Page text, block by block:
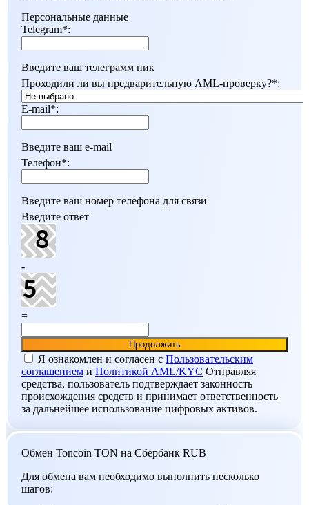
Персональные данные
Telegram*:
Введите ваш телеграмм ник
Проходили ли вы предварительную AML-проверку?*:
E-mail*:
Введите ваш e-mail
Телефон*:
Введите ваш номер телефона для связи
Введите ответ
-
=
Я ознакомлен и согласен c Пользовательским
соглашением и Политикой AML/KYC Отправляя
средства, пользователь подтверждает законность
происхождения средств и принимает ответственность
за дальнейшее использование цифровых активов.
Обмен Toncoin TON на Сбербанк RUB
Для обмена вам необходимо выполнить несколько
шагов: